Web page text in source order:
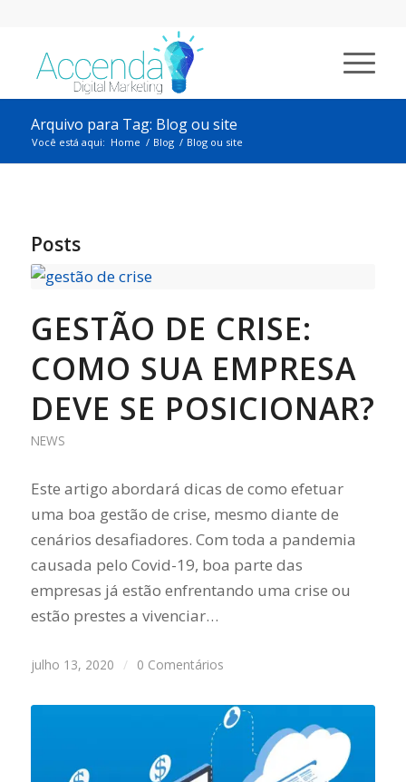
Arquivo para Tag: Blog ou site
Você está aqui: Home / Blog / Blog ou site
Posts
GESTÃO DE CRISE:
COMO SUA EMPRESA
DEVE SE POSICIONAR?
NEWS
Este artigo abordará dicas de como efetuar
uma boa gestão de crise, mesmo diante de
cenários desafiadores. Com toda a pandemia
causada pelo Covid-19, boa parte das
empresas já estão enfrentando uma crise ou
estão prestes a vivenciar…
julho 13, 2020 / 0 Comentários